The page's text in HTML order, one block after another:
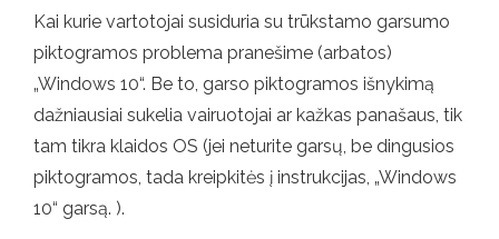
Kai kurie vartotojai susiduria su trūkstamo garsumo
piktogramos problema pranešime (arbatos)
„Windows 10“. Be to, garso piktogramos išnykimą
dažniausiai sukelia vairuotojai ar kažkas panašaus, tik
tam tikra klaidos OS (jei neturite garsų, be dingusios
piktogramos, tada kreipkitės į instrukcijas, „Windows
10“ garsą. ).